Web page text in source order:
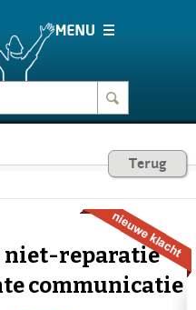
Terug
niet-reparatie
communicatie